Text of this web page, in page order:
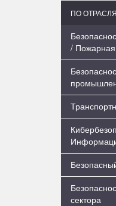
ПО
/ Пожарная
сектора